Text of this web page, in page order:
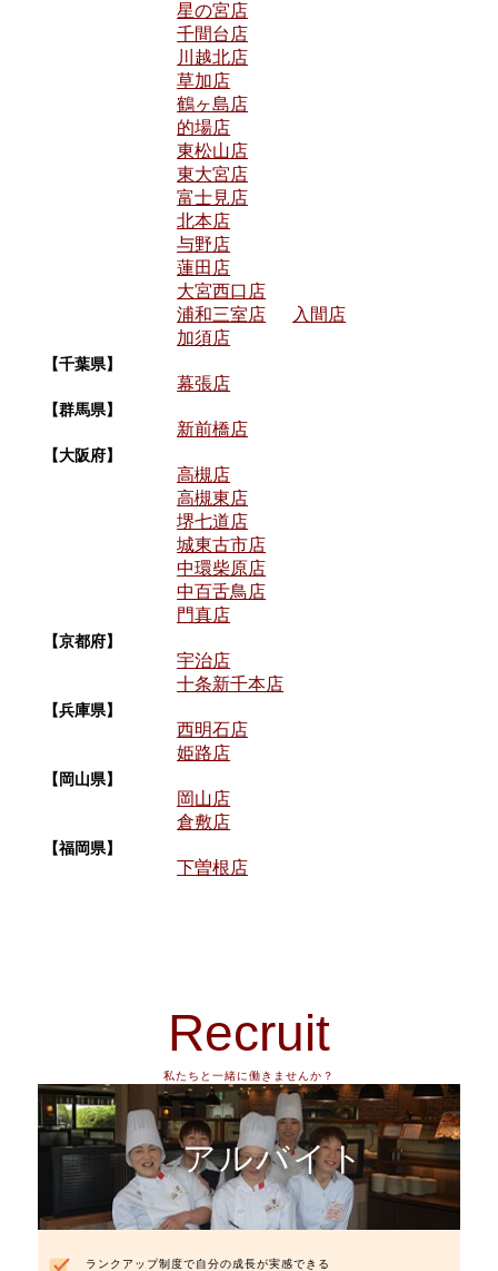
星の宮店
千間台店
川越北店
草加店
鶴ヶ島店
的場店
東松山店
東大宮店
富士見店
北本店
与野店
蓮田店
大宮西口店
浦和三室店
入間店
加須店
【千葉県】
幕張店
【群馬県】
新前橋店
【大阪府】
高槻店
高槻東店
堺七道店
城東古市店
中環柴原店
中百舌鳥店
門真店
【京都府】
宇治店
十条新千本店
【兵庫県】
西明石店
姫路店
【岡山県】
岡山店
倉敷店
【福岡県】
下曽根店
Recruit
私たちと一緒に働きませんか？
アルバイト
ランクアップ制度で自分の成長が実感できる